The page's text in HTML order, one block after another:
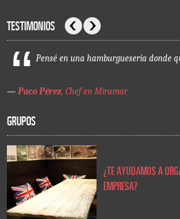
TESTIMONIOS
Pensé en una hamburguesería donde
— Paco Pérez, Chef en Miramar
Anterior
GRUPOS
¿TE AYUDAMOS A
EMPRESA?